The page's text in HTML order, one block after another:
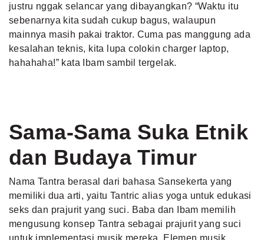
justru nggak selancar yang dibayangkan? “Waktu itu
sebenarnya kita sudah cukup bagus, walaupun
mainnya masih pakai traktor. Cuma pas manggung ada
kesalahan teknis, kita lupa colokin charger laptop,
hahahaha!” kata Ibam sambil tergelak.
Sama-Sama Suka Etnik
dan Budaya Timur
Nama Tantra berasal dari bahasa Sansekerta yang
memiliki dua arti, yaitu Tantric alias yoga untuk edukasi
seks dan prajurit yang suci. Baba dan Ibam memilih
mengusung konsep Tantra sebagai prajurit yang suci
untuk implementasi musik mereka. Elemen musik